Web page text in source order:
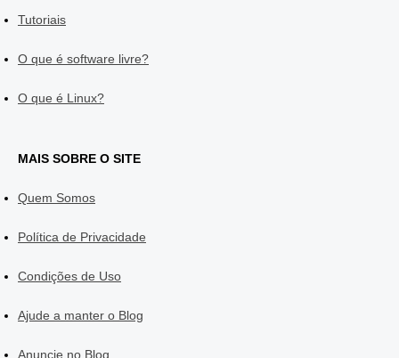
Tutoriais
O que é software livre?
O que é Linux?
MAIS SOBRE O SITE
Quem Somos
Política de Privacidade
Condições de Uso
Ajude a manter o Blog
Anuncie no Blog